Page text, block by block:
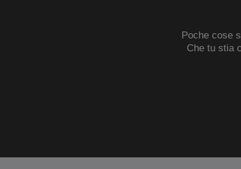
Poche cose
Che tu stia